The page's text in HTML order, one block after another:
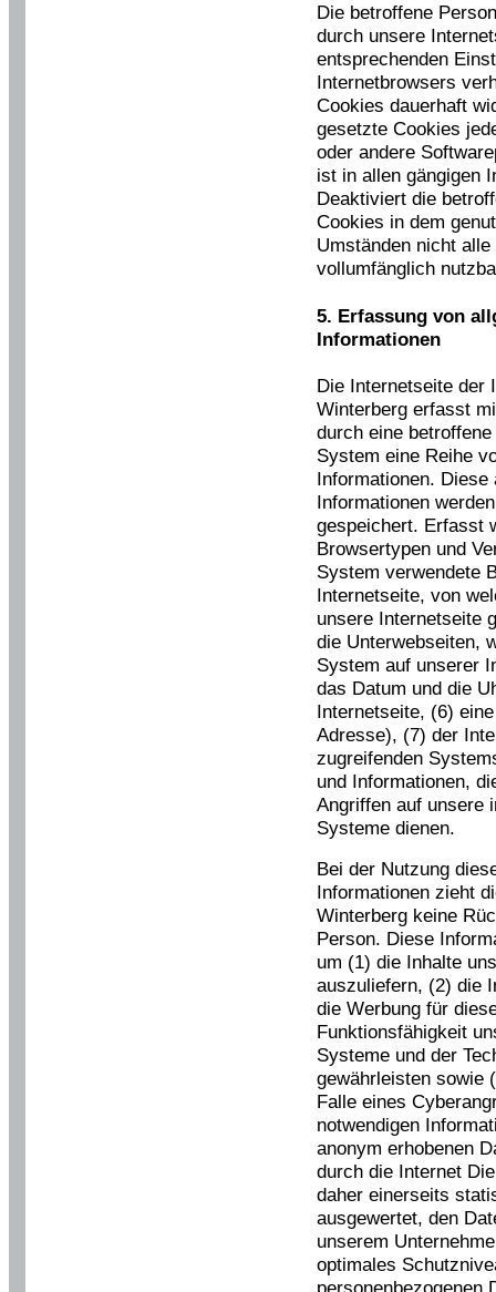
Die betroffene
durch unsere
entsprechenden
Internetbrowsers
Cookies dauerhaft
gesetzte Cookies
oder andere
ist in allen gängigen
Deaktiviert die
Cookies in dem
Umständen nicht
vollumfänglich
5. Erfassung von
Informationen
Die Internetseite der
Winterberg erfasst
durch eine
System eine Reihe
Informationen. Diese
Informationen
gespeichert. Erfasst
Browsertypen und
System verwendete
Internetseite, von
unsere Internetseite
die Unterwebseiten,
System auf unserer
das Datum und die
Internetseite, (6)
Adresse), (7) der
zugreifenden
und Informationen,
Angriffen auf unsere
Systeme dienen.
Bei der Nutzung
Informationen zieht
Winterberg keine
Person. Diese
um (1) die Inhalte
auszuliefern, (2) die
die Werbung für
Funktionsfähigkeit
Systeme und der
gewährleisten sowie
Falle eines
notwendigen
anonym erhobenen
durch die Internet
daher einerseits
ausgewertet, den
unserem
optimales
personenbezogenen